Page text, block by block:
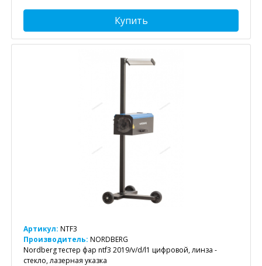
Купить
Артикул: NTF3
Производитель: NORDBERG
Nordberg тестер фар ntf3 2019/v/d/l1 цифровой, линза -
стекло, лазерная указка